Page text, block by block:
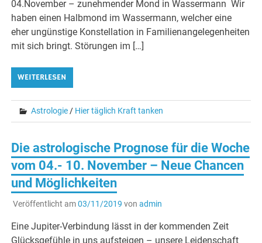
04.November – zunehmender Mond in Wassermann Wir
haben einen Halbmond im Wassermann, welcher eine
eher ungünstige Konstellation in Familienangelegenheiten
mit sich bringt. Störungen im […]
WEITERLESEN
Astrologie/ Hier täglich Kraft tanken
Die astrologische Prognose für die Woche
vom 04.- 10. November – Neue Chancen
und Möglichkeiten
Veröffentlicht am03/11/2019 von admin
Eine Jupiter-Verbindung lässt in der kommenden Zeit
Glücksgefühle in uns aufsteigen – unsere Leidenschaft